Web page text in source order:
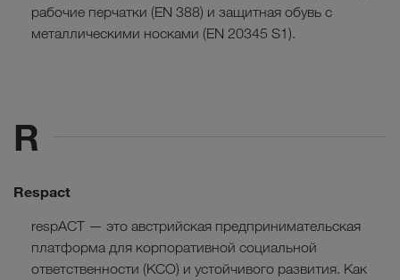
рабочие перчатки (EN 388) и защитная обувь с
металлическими носками (EN 20345 S1).
R
Respact
respACT — это австрийская предпринимательская
платформа для корпоративной социальной
ответственности (КСО) и устойчивого развития. Как